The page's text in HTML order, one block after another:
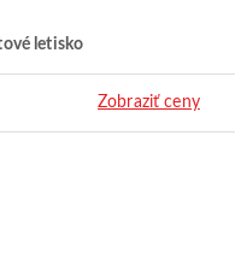
letisko
Zobraziť ceny